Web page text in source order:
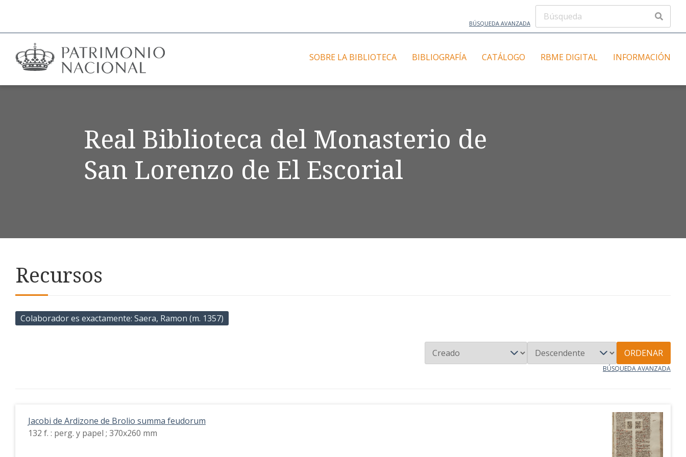
BÚSQUEDA AVANZADA
SOBRE LA BIBLIOTECA BIBLIOGRAFÍA CATÁLOGO RBME DIGITAL INFORMACIÓN
Real Biblioteca del Monasterio de
San Lorenzo de El Escorial
Recursos
Colaborador es exactamente Saera, Ramon (m. 1357)
ORDENAR
BÚSQUEDA AVANZADA
Jacobi de Ardizone de Brolio summa feudorum
132 f. : perg. y papel ; 370x260 mm